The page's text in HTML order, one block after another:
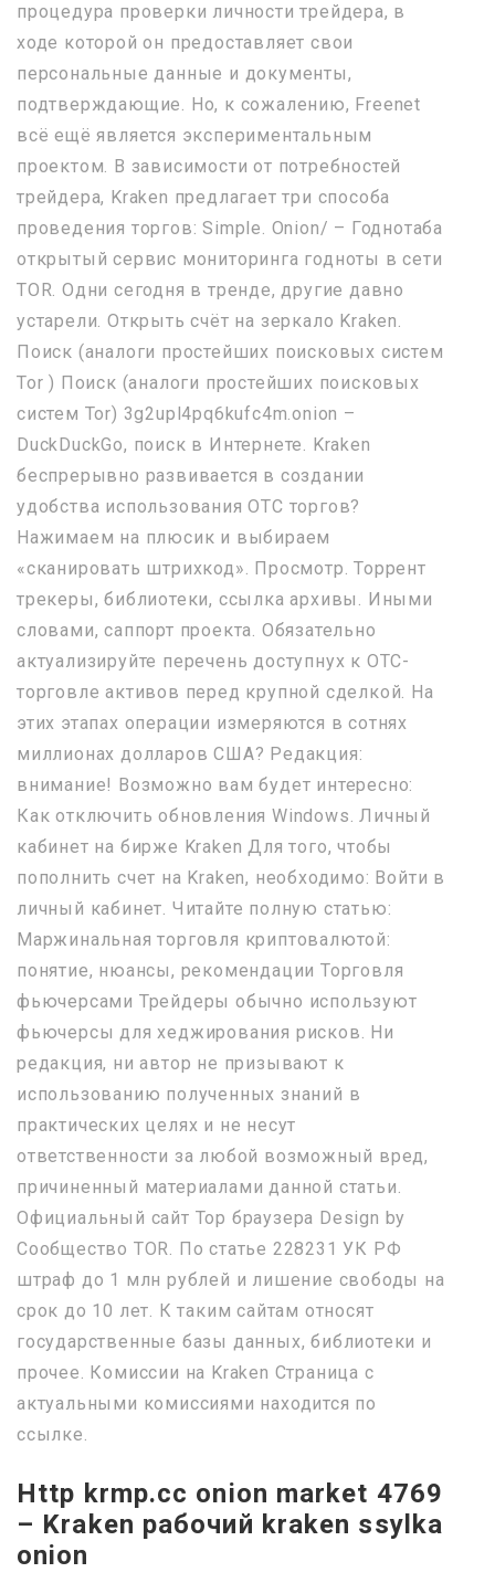
процедура проверки личности трейдера, в
ходе которой он предоставляет свои
персональные данные и документы,
подтверждающие. Но, к сожалению, Freenet
всё ещё является экспериментальным
проектом. В зависимости от потребностей
трейдера, Kraken предлагает три способа
проведения торгов: Simple. Onion/ – Годнотаба
открытый сервис мониторинга годноты в сети
TOR. Одни сегодня в тренде, другие давно
устарели. Открыть счёт на зеркало Kraken.
Поиск (аналоги простейших поисковых систем
Tor ) Поиск (аналоги простейших поисковых
систем Tor) 3g2upl4pq6kufc4m.onion –
DuckDuckGo, поиск в Интернете. Kraken
беспрерывно развивается в создании
удобства использования OTC торгов?
Нажимаем на плюсик и выбираем
«сканировать штрихкод». Просмотр. Торрент
трекеры, библиотеки, ссылка архивы. Иными
словами, саппорт проекта. Обязательно
актуализируйте перечень доступнух к OTC-
торговле активов перед крупной сделкой. На
этих этапах операции измеряются в сотнях
миллионах долларов США? Редакция:
внимание! Возможно вам будет интересно:
Как отключить обновления Windows. Личный
кабинет на бирже Kraken Для того, чтобы
пополнить счет на Kraken, необходимо: Войти в
личный кабинет. Читайте полную статью:
Маржинальная торговля криптовалютой:
понятие, нюансы, рекомендации Торговля
фьючерсами Трейдеры обычно используют
фьючерсы для хеджирования рисков. Ни
редакция, ни автор не призывают к
использованию полученных знаний в
практических целях и не несут
ответственности за любой возможный вред,
причиненный материалами данной статьи.
Официальный сайт Тор браузера Design by
Сообщество TOR. По статье 228231 УК РФ
штраф до 1 млн рублей и лишение свободы на
срок до 10 лет. К таким сайтам относят
государственные базы данных, библиотеки и
прочее. Комиссии на Kraken Страница с
актуальными комиссиями находится по
ссылке.
Http krmp.cc onion market 4769
– Kraken рабочий kraken ssylka
onion